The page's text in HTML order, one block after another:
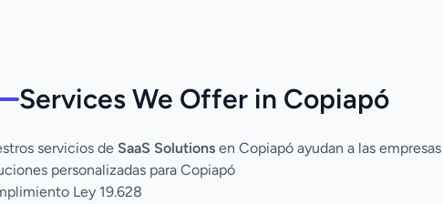
Services We Offer in Copiapó
servicios de SaaS Solutions en Copiapó ayudan a las
personalizadas para Copiapó
Ley 19.628